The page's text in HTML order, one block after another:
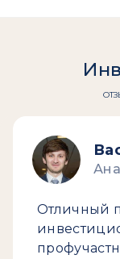
Отличный